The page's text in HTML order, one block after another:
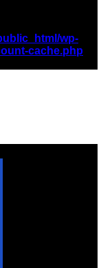
wp-
cache.php